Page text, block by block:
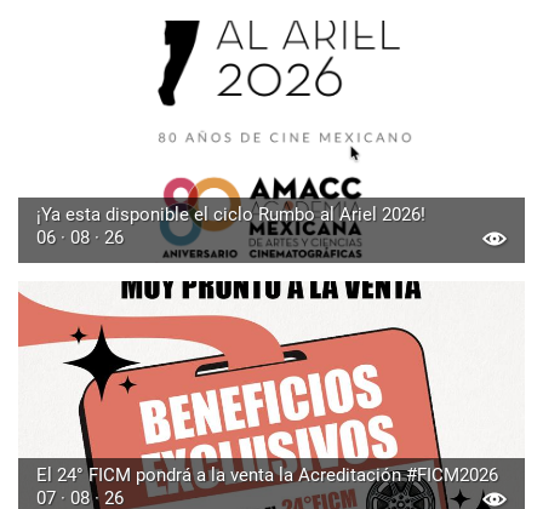
¡Ya esta disponible el ciclo Rumbo al Ariel 2026!
06 · 08 · 26
El 24° FICM pondrá a la venta la Acreditación #FICM2026
07 · 08 · 26